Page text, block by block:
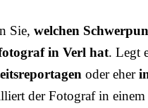
Sie, welchen
in Verl hat. Legt
oder eher
der Fotograf in einem